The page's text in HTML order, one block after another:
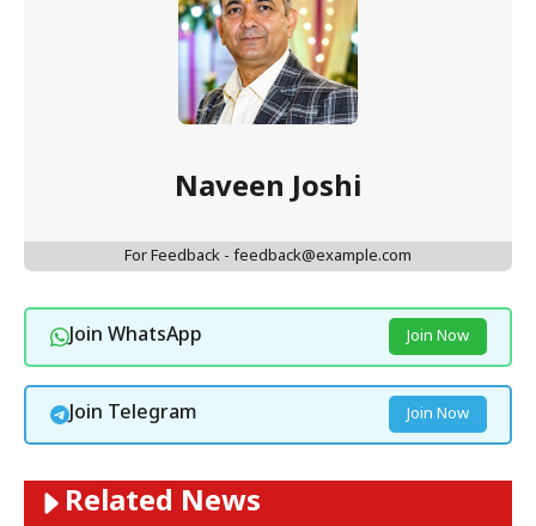
Naveen Joshi
For Feedback - feedback@example.com
Join WhatsApp Join Now
Join Telegram Join Now
Related News